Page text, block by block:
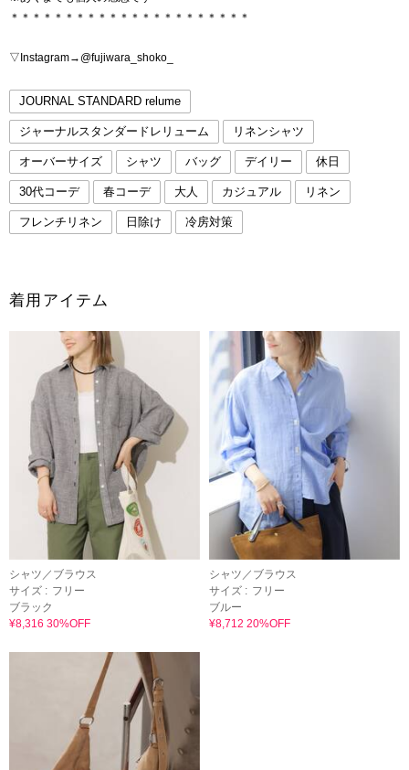
＊＊＊＊＊＊＊＊＊＊＊＊＊＊＊＊＊＊＊＊＊＊
▽Instagram→@fujiwara_shoko_
JOURNAL STANDARD relume
ジャーナルスタンダードレリューム リネンシャツ
オーバーサイズ シャツ バッグ デイリー 休日
30代コーデ 春コーデ 大人 カジュアル リネン
フレンチリネン 日除け 冷房対策
着用アイテム
シャツ／ブラウス
サイズ : フリー
ブラック
¥8,316 30%OFF
シャツ／ブラウス
サイズ : フリー
ブルー
¥8,712 20%OFF